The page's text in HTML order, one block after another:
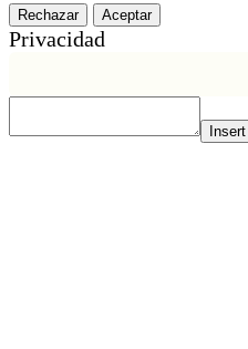
Rechazar Aceptar
Privacidad
Insert